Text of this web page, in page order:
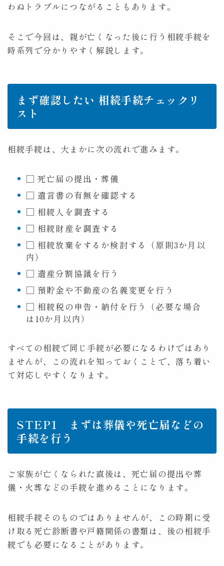
わぬトラブルにつながることもあります。
そこで今回は、親が亡くなった後に行う相続手続を
時系列で分かりやすく解説します。
まず確認したい 相続手続チェックリ
スト
相続手続は、大まかに次の流れで進みます。
□ 死亡届の提出・葬儀
□ 遺言書の有無を確認する
□ 相続人を調査する
□ 相続財産を調査する
□ 相続放棄をするか検討する（原則3か月以
内）
□ 遺産分割協議を行う
□ 預貯金や不動産の名義変更を行う
□ 相続税の申告・納付を行う（必要な場合
は10か月以内）
すべての相続で同じ手続が必要になるわけではあり
ませんが、この流れを知っておくことで、落ち着い
て対応しやすくなります。
STEP1 まずは葬儀や死亡届などの
手続を行う
ご家族が亡くなられた直後は、死亡届の提出や葬
儀・火葬などの手続を進めることになります。
相続手続そのものではありませんが、この時期に受
け取る死亡診断書や戸籍関係の書類は、後の相続手
続でも必要になることがあります。